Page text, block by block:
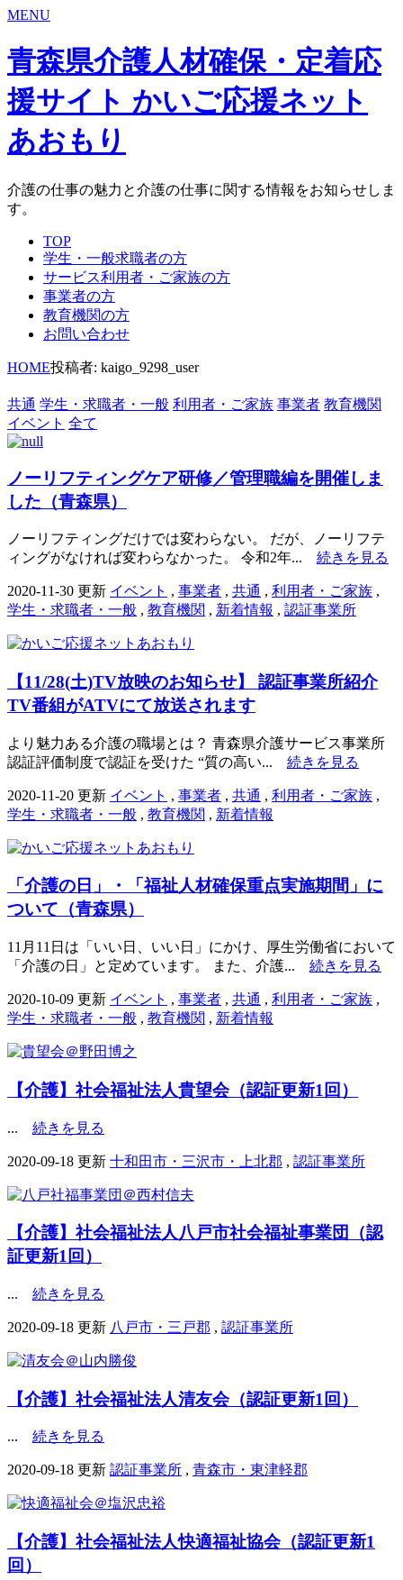
MENU
青森県介護人材確保・定着応
援サイト かいご応援ネット
あおもり
介護の仕事の魅力と介護の仕事に関する情報をお知らせしま
す。
TOP
学生・一般求職者の方
サービス利用者・ご家族の方
事業者の方
教育機関の方
お問い合わせ
HOME投稿者: kaigo_9298_user
共通 学生・求職者・一般 利用者・ご家族 事業者 教育機関
イベント 全て
ノーリフティングケア研修／管理職編を開催しま
した（青森県）
ノーリフティングだけでは変わらない。 だが、ノーリフテ
ィングがなければ変わらなかった。 令和2年... 続きを見る
2020-11-30 更新 イベント , 事業者 , 共通 , 利用者・ご家族 ,
学生・求職者・一般 , 教育機関 , 新着情報 , 認証事業所
【11/28(土)TV放映のお知らせ】 認証事業所紹介
TV番組がATVにて放送されます
より魅力ある介護の職場とは？ 青森県介護サービス事業所
認証評価制度で認証を受けた “質の高い... 続きを見る
2020-11-20 更新 イベント , 事業者 , 共通 , 利用者・ご家族 ,
学生・求職者・一般 , 教育機関 , 新着情報
「介護の日」・「福祉人材確保重点実施期間」に
ついて（青森県）
11月11日は「いい日、いい日」にかけ、厚生労働省において
「介護の日」と定めています。 また、介護... 続きを見る
2020-10-09 更新 イベント , 事業者 , 共通 , 利用者・ご家族 ,
学生・求職者・一般 , 教育機関 , 新着情報
【介護】社会福祉法人貴望会（認証更新1回）
... 続きを見る
2020-09-18 更新 十和田市・三沢市・上北郡 , 認証事業所
【介護】社会福祉法人八戸市社会福祉事業団（認
証更新1回）
... 続きを見る
2020-09-18 更新 八戸市・三戸郡 , 認証事業所
【介護】社会福祉法人清友会（認証更新1回）
... 続きを見る
2020-09-18 更新 認証事業所 , 青森市・東津軽郡
【介護】社会福祉法人快適福祉協会（認証更新1
回）